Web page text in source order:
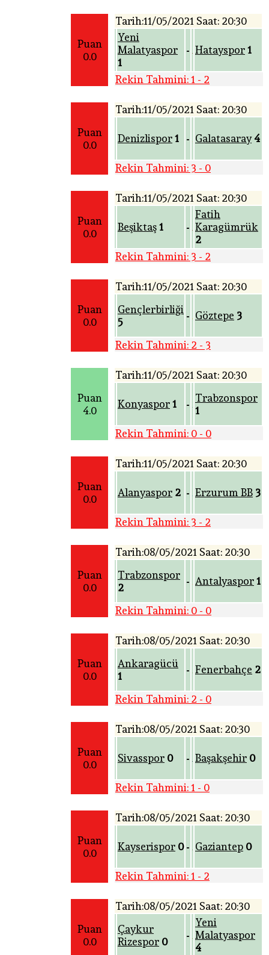
Puan
0.0
Tarih:11/05/2021 Saat: 20:30
Yeni
Malatyaspor
1
- Hatayspor1
Rekin Tahmini: 1 - 2
Puan
0.0
Tarih:11/05/2021 Saat: 20:30
Denizlispor1 - Galatasaray4
Rekin Tahmini: 3 - 0
Puan
0.0
Tarih:11/05/2021 Saat: 20:30
Beşiktaş1 -
Fatih
Karagümrük
2
Rekin Tahmini: 3 - 2
Puan
0.0
Tarih:11/05/2021 Saat: 20:30
Gençlerbirliği
5
- Göztepe 3
Rekin Tahmini: 2 - 3
Puan
4.0
Tarih:11/05/2021 Saat: 20:30
Konyaspor1 - Trabzonspor
1
Rekin Tahmini: 0 - 0
Puan
0.0
Tarih:11/05/2021 Saat: 20:30
Alanyaspor 2 - Erzurum BB 3
Rekin Tahmini: 3 - 2
Puan
0.0
Tarih:08/05/2021 Saat: 20:30
Trabzonspor
2
- Antalyaspor1
Rekin Tahmini: 0 - 0
Puan
0.0
Tarih:08/05/2021 Saat: 20:30
Ankaragücü
1
- Fenerbahçe 2
Rekin Tahmini: 2 - 0
Puan
0.0
Tarih:08/05/2021 Saat: 20:30
Sivasspor 0 - Başakşehir 0
Rekin Tahmini: 1 - 0
Puan
0.0
Tarih:08/05/2021 Saat: 20:30
Kayserispor 0 - Gaziantep 0
Rekin Tahmini: 1 - 2
Puan
0.0
Tarih:08/05/2021 Saat: 20:30
Çaykur
Rizespor 0
-
Yeni
Malatyaspor
4